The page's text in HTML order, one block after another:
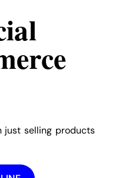
just selling products